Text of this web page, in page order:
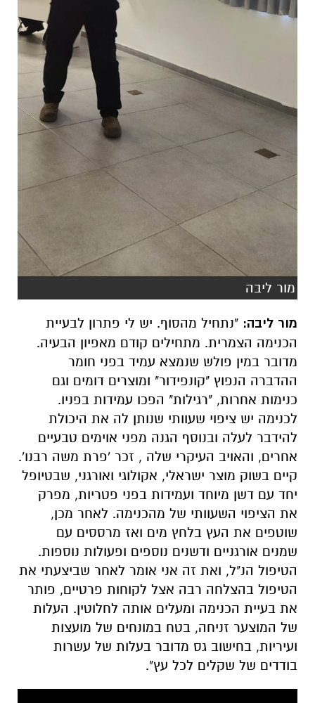
מור ליבה
מור ליבה: "נתחיל מהסוף. יש לי פתרון לבעיית
הכנימה הצמרית. מתחילים קודם מאפיון הבעיה.
מדובר במין פולש שנמצא עמיד בפני חומר
ההדברה הנפוץ "קונפידור" ומוצרים דומים וגם
כנימות אחרות, "רגילות" הפכו עמידות בפניו.
לכנימה יש ציפוי שעוותי שנותן לה את היכולת
להידבר לעלה ובנוסף הגנה מפני אוימים טבעיים
אחרים, והאויב העיקרי שלה , זכר 'פרת משה רבנו'.
קיים בשוק מוצר ישראלי, אקולוגי ואורגני, שבטיופל
יחד עם דשן מיוחד ועמידות בפני פטריות, מפרק
את הציפוי השעוותי של מהכנימה. לאחר מכן,
שוטפים את העץ בלחץ מים ואז מרססים עם
שמנים אורגניים ודשנים נוספים ופעולות נוספות.
הטיפול הנ"ל, ואת זה אני אומר לאחר שביצעתי את
הטיפול בהצלחה רבה אצל לקוחות פרטיים, פותר
את בעיית הכנימה ומעלים אותה לחלוטין. העלות
של המוצער זניחה, בטח במונחים של מועצות
ועיריות, בחישוב גס מדובר בעלות של עשרות
בודדים של שקלים לכל עץ".